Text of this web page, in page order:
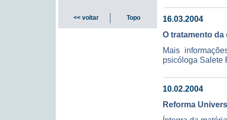
16.03.2004
O tratamento
Mais
psicóloga Salete
10.02.2004
Reforma
<< voltar Topo